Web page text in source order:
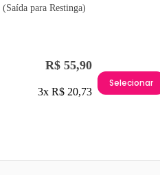
para Restinga)
R$ 55,90
3x R$ 20,73
Selecionar